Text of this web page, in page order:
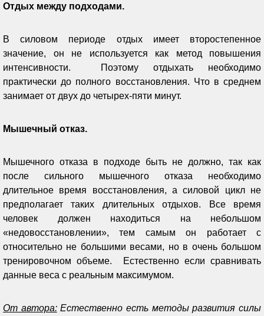
Отдых между подходами.
В силовом периоде отдых имеет второстепенное
значение, он не используется как метод повышения
интенсивности. Поэтому отдыхать необходимо
практически до полного восстановления. Что в среднем
занимает от двух до четырех-пяти минут.
Мышечный отказ.
Мышечного отказа в подходе быть не должно, так как
после сильного мышечного отказа необходимо
длительное время восстановления, а силовой цикл не
предполагает таких длительных отдыхов. Все время
человек должен находиться на небольшом
«недовосстановлении», тем самым он работает с
относительно не большими весами, но в очень большом
тренировочном объеме. Естественно если сравнивать
данные веса с реальным максимумом.
От автора:Естественно есть методы развития силы